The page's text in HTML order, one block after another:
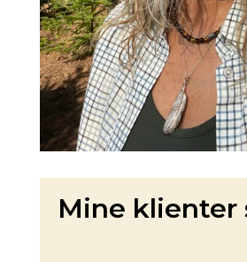
Mine klienter